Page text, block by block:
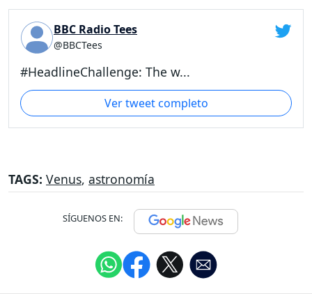
BBC Radio Tees
@BBCTees
#HeadlineChallenge: The w...
Ver tweet completo
TAGS: Venus, astronomía
SÍGUENOS EN: